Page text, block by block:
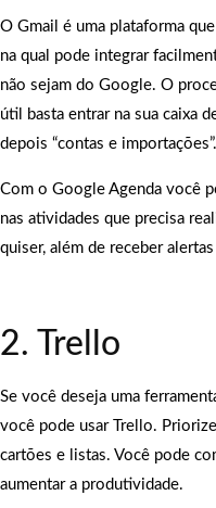
O Gmail é uma plataforma
na qual pode integrar
não sejam do Google. O
útil basta entrar na sua caixa
depois “contas e importações”.
Com o Google Agenda você
nas atividades que precisa
quiser, além de receber
2. Trello
Se você deseja uma
você pode usar Trello.
cartões e listas. Você pode
aumentar a produtividade.